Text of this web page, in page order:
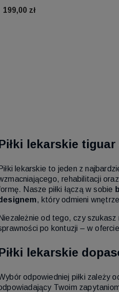
199,00 zł
lekarskie
Piłki lekarskie to jeden z
rehabilitacji
Nasze piłki łączą w sobie
, który odmieni
Niezależnie od tego, czy
po kontuzji – w
lekarskie
odpowiedniej piłki zależy
Twoim